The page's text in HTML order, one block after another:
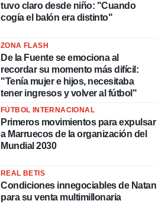
tuvo claro desde niño: "Cuando
cogía el balón era distinto"
ZONA FLASH
De la Fuente se emociona al
recordar su momento más difícil:
"Tenía mujer e hijos, necesitaba
tener ingresos y volver al fútbol"
FÚTBOL INTERNACIONAL
Primeros movimientos para expulsar
a Marruecos de la organización del
Mundial 2030
REAL BETIS
Condiciones innegociables de Natan
para su venta multimillonaria